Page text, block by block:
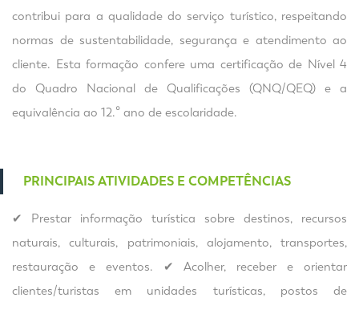
contribui para a qualidade do serviço turístico, respeitando
normas de sustentabilidade, segurança e atendimento ao
cliente. Esta formação confere uma certificação de Nível 4
do Quadro Nacional de Qualificações (QNQ/QEQ) e a
equivalência ao 12.º ano de escolaridade.
PRINCIPAIS ATIVIDADES E COMPETÊNCIAS
✔ Prestar informação turística sobre destinos, recursos
naturais, culturais, patrimoniais, alojamento, transportes,
restauração e eventos. ✔ Acolher, receber e orientar
clientes/turistas em unidades turísticas, postos de